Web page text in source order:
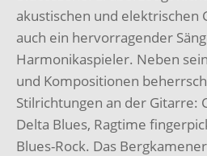
akustischen und elektrischen
auch ein hervorragender
Harmonikaspieler. Neben
und Kompositionen
Stilrichtungen an der Gitarre:
Delta Blues, Ragtime
Blues-Rock. Das